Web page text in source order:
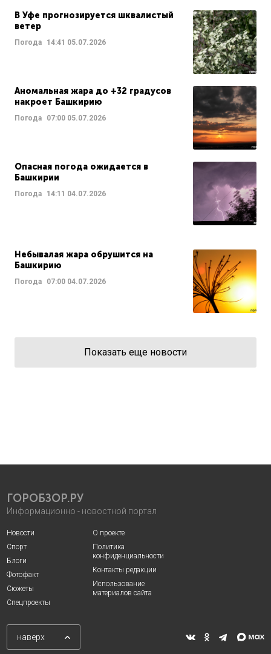
В Уфе прогнозируется шквалистый
ветер
Погода 14:41 05.07.2026
Аномальная жара до +32 градусов
накроет Башкирию
Погода 07:00 05.07.2026
Опасная погода ожидается в
Башкирии
Погода 14:11 04.07.2026
Небывалая жара обрушится на
Башкирию
Погода 07:00 04.07.2026
Показать еще новости
ГОРОБЗОР.РУ
Информационно - новостной портал
Новости
Спорт
Блоги
Фотофакт
Сюжеты
Спецпроекты
О проекте
Политика
конфиденциальности
Контакты редакции
Использование
материалов сайта
наверх